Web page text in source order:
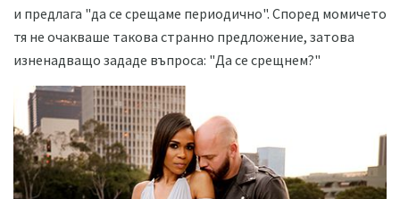
и предлага "да се срещаме периодично". Според момичето
тя не очакваше такова странно предложение, затова
изненадващо зададе въпроса: "Да се ​​срещнем?"